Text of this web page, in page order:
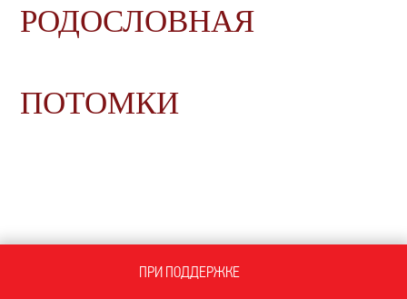
РОДОСЛОВНАЯ
ПОТОМКИ
ПРИ ПОДДЕРЖКЕ